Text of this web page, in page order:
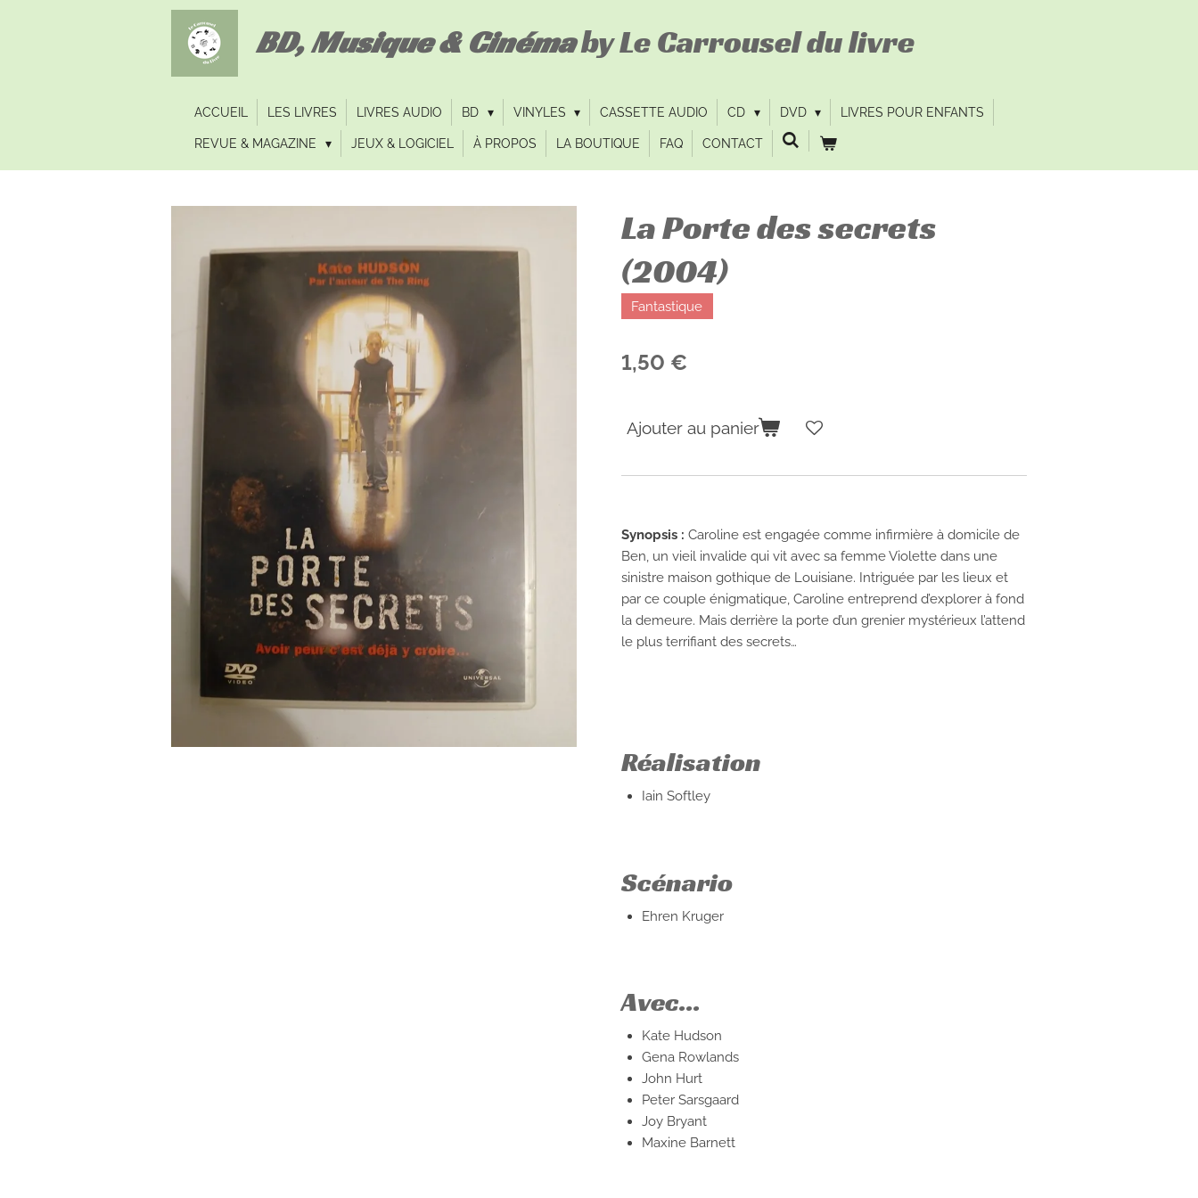
BD, Musique & Cinémaby Le Carrousel du livre
ACCUEIL LES LIVRES LIVRES AUDIO BD VINYLES CASSETTE AUDIO CD DVD LIVRES POUR ENFANTS
REVUE & MAGAZINE JEUX & LOGICIEL À PROPOS LA BOUTIQUE FAQ CONTACT
La Porte des secrets
(2004)
Fantastique
1,50 €
Ajouter au panier
Synopsis : Caroline est engagée comme infirmière à domicile de
Ben, un vieil invalide qui vit avec sa femme Violette dans une
sinistre maison gothique de Louisiane. Intriguée par les lieux et
par ce couple énigmatique, Caroline entreprend d’explorer à fond
la demeure. Mais derrière la porte d’un grenier mystérieux l’attend
le plus terrifiant des secrets…
Réalisation
Iain Softley
Scénario
Ehren Kruger
Avec...
Kate Hudson
Gena Rowlands
John Hurt
Peter Sarsgaard
Joy Bryant
Maxine Barnett